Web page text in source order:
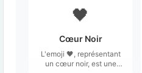
🖤
Cœur Noir
L'emoji 🖤, représentant
un cœur noir, est une